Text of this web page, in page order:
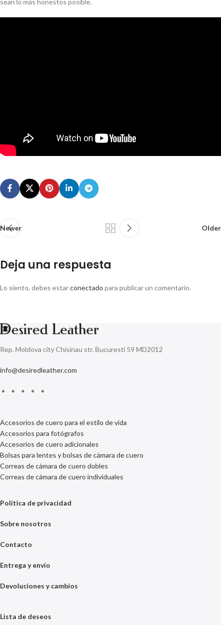
Newer Older
Deja una respuesta
Lo siento, debes estarconectado para publicar un comentario.
Rep. Moldova city Chisinau str. Bucuresti 59 MD2012
info@desiredleather.com
Accesorios de cuero para el estilo de vida
Accesorios para fotógrafos
Accesorios de cuero adicionales
Bolsas para lentes y bolsas de cámara de cuero
Correas de cámara de cuero dobles
Correas de cámara de cuero individuales
Política de privacidad
Sobre nosotros
Contacto
Entrega y envío
Devoluciones y cambios
Lista de deseos